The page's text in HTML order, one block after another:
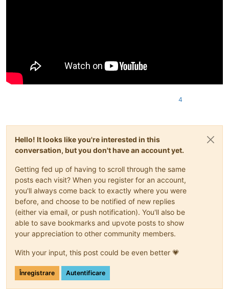
4
Hello! It looks like you're interested in this
conversation, but you don't have an account yet.
Getting fed up of having to scroll through the same
posts each visit? When you register for an account,
you'll always come back to exactly where you were
before, and choose to be notified of new replies
(either via email, or push notification). You'll also be
able to save bookmarks and upvote posts to show
your appreciation to other community members.
With your input, this post could be even better 💗
Înregistrare Autentificare